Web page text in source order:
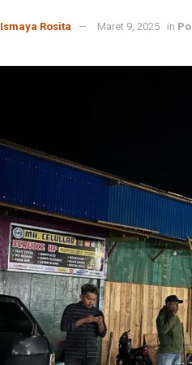
Ismaya Rosita Maret 9, 2025 in